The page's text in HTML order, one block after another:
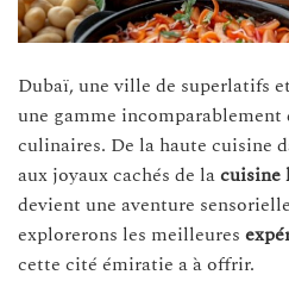
Dubaï, une ville de superlatifs
une gamme incomparablement
culinaires. De la haute cuisine
aux joyaux cachés de lacuisine
devient une aventure
explorerons les meilleures
cette cité émiratie a à offrir.